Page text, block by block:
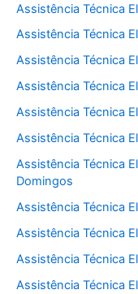
Assistência Técnica
Assistência Técnica
Assistência Técnica
Assistência Técnica
Assistência Técnica
Assistência Técnica
Assistência Técnica
Domingos
Assistência Técnica
Assistência Técnica
Assistência Técnica
Assistência Técnica